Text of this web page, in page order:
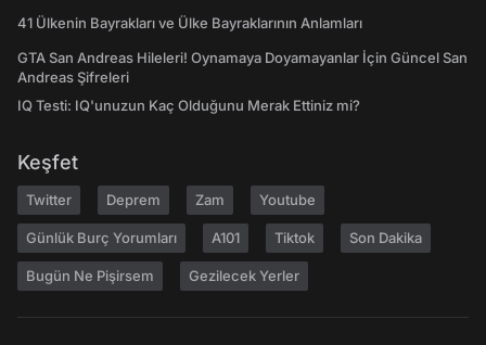
41 Ülkenin Bayrakları ve Ülke Bayraklarının Anlamları
GTA San Andreas Hileleri! Oynamaya Doyamayanlar İçin Güncel San
Andreas Şifreleri
IQ Testi: IQ'unuzun Kaç Olduğunu Merak Ettiniz mi?
Keşfet
Twitter Deprem Zam Youtube
Günlük Burç Yorumları A101 Tiktok Son Dakika
Bugün Ne Pişirsem Gezilecek Yerler